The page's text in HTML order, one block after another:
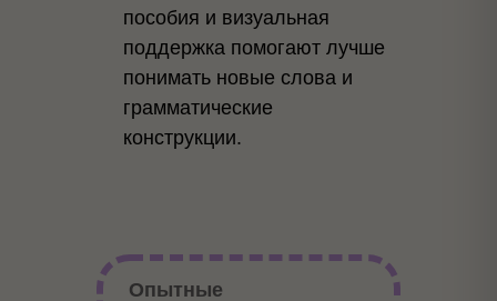
Опытные
пособия и визуальная
поддержка помогают лучше
понимать новые слова и
грамматические
конструкции.